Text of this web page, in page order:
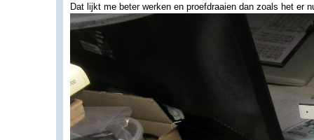
Dat lijkt me beter werken en proefdraaien dan zoals het er